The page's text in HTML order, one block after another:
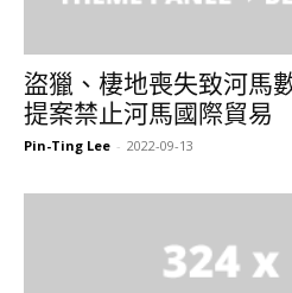
盜獵、棲地喪失致河馬
提案禁止河馬國際貿易
Pin-Ting Lee - 2022-09-13